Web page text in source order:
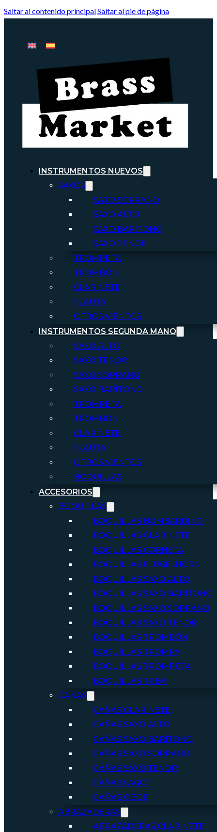
Saltar al contenido principalSaltar al pie de página
INSTRUMENTOS NUEVOS
SAXOS
SAXO SOPRANO
SAXO ALTO
SAXO BARITONO
SAXO TENOR
TROMPETA
TROMBÓN
CLARINETE
FLAUTA
OTROS VIENTOS
INSTRUMENTOS SEGUNDA MANO
SAXO ALTO
SAXO TENOR
SAXO SOPRANO
SAXO BARÍTONO
TROMPETA
TROMBÓN
CLARINETE
FLAUTA
OTROS VIENTOS
BOQUILLAS
ACCESORIOS
BOQUILLAS
BOQUILLAS BOMBARDINO
BOQUILLAS CLARINETE
BOQUILLAS CORNETA
BOQUILLAS FLUGELHORN
BOQUILLAS SAXO ALTO
BOQUILLAS SAXO BARÍTONO
BOQUILLAS SAXO SOPRANO
BOQUILLAS SAXO TENOR
BOQUILLAS TROMBÓN
BOQUILLAS TROMPA
BOQUILLAS TROMPETA
BOQUILLAS TUBA
CAÑAS
CAÑAS CLARINETE
CAÑAS SAXO ALTO
CAÑAS SAXO BARÍTONO
CAÑAS SAXO SOPRANO
CAÑAS SAXO TENOR
CAÑAS FAGOT
CAÑAS OBOE
ABRAZADERAS
ABRAZADERAS CLARINETE